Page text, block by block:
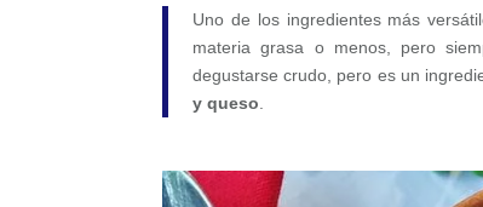
Uno de los ingredientes más
materia grasa o menos, pero
degustarse crudo, pero es un
y queso